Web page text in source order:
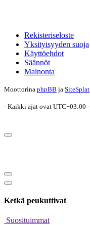
Rekisteriseloste
Yksityisyyden suoja
Käyttöehdot
Säännöt
Mainonta
Moottorina phpBB ja SiteSplat
- Kaikki ajat ovat UTC+03:00 -
Ketkä peukuttivat
Suosituimmat